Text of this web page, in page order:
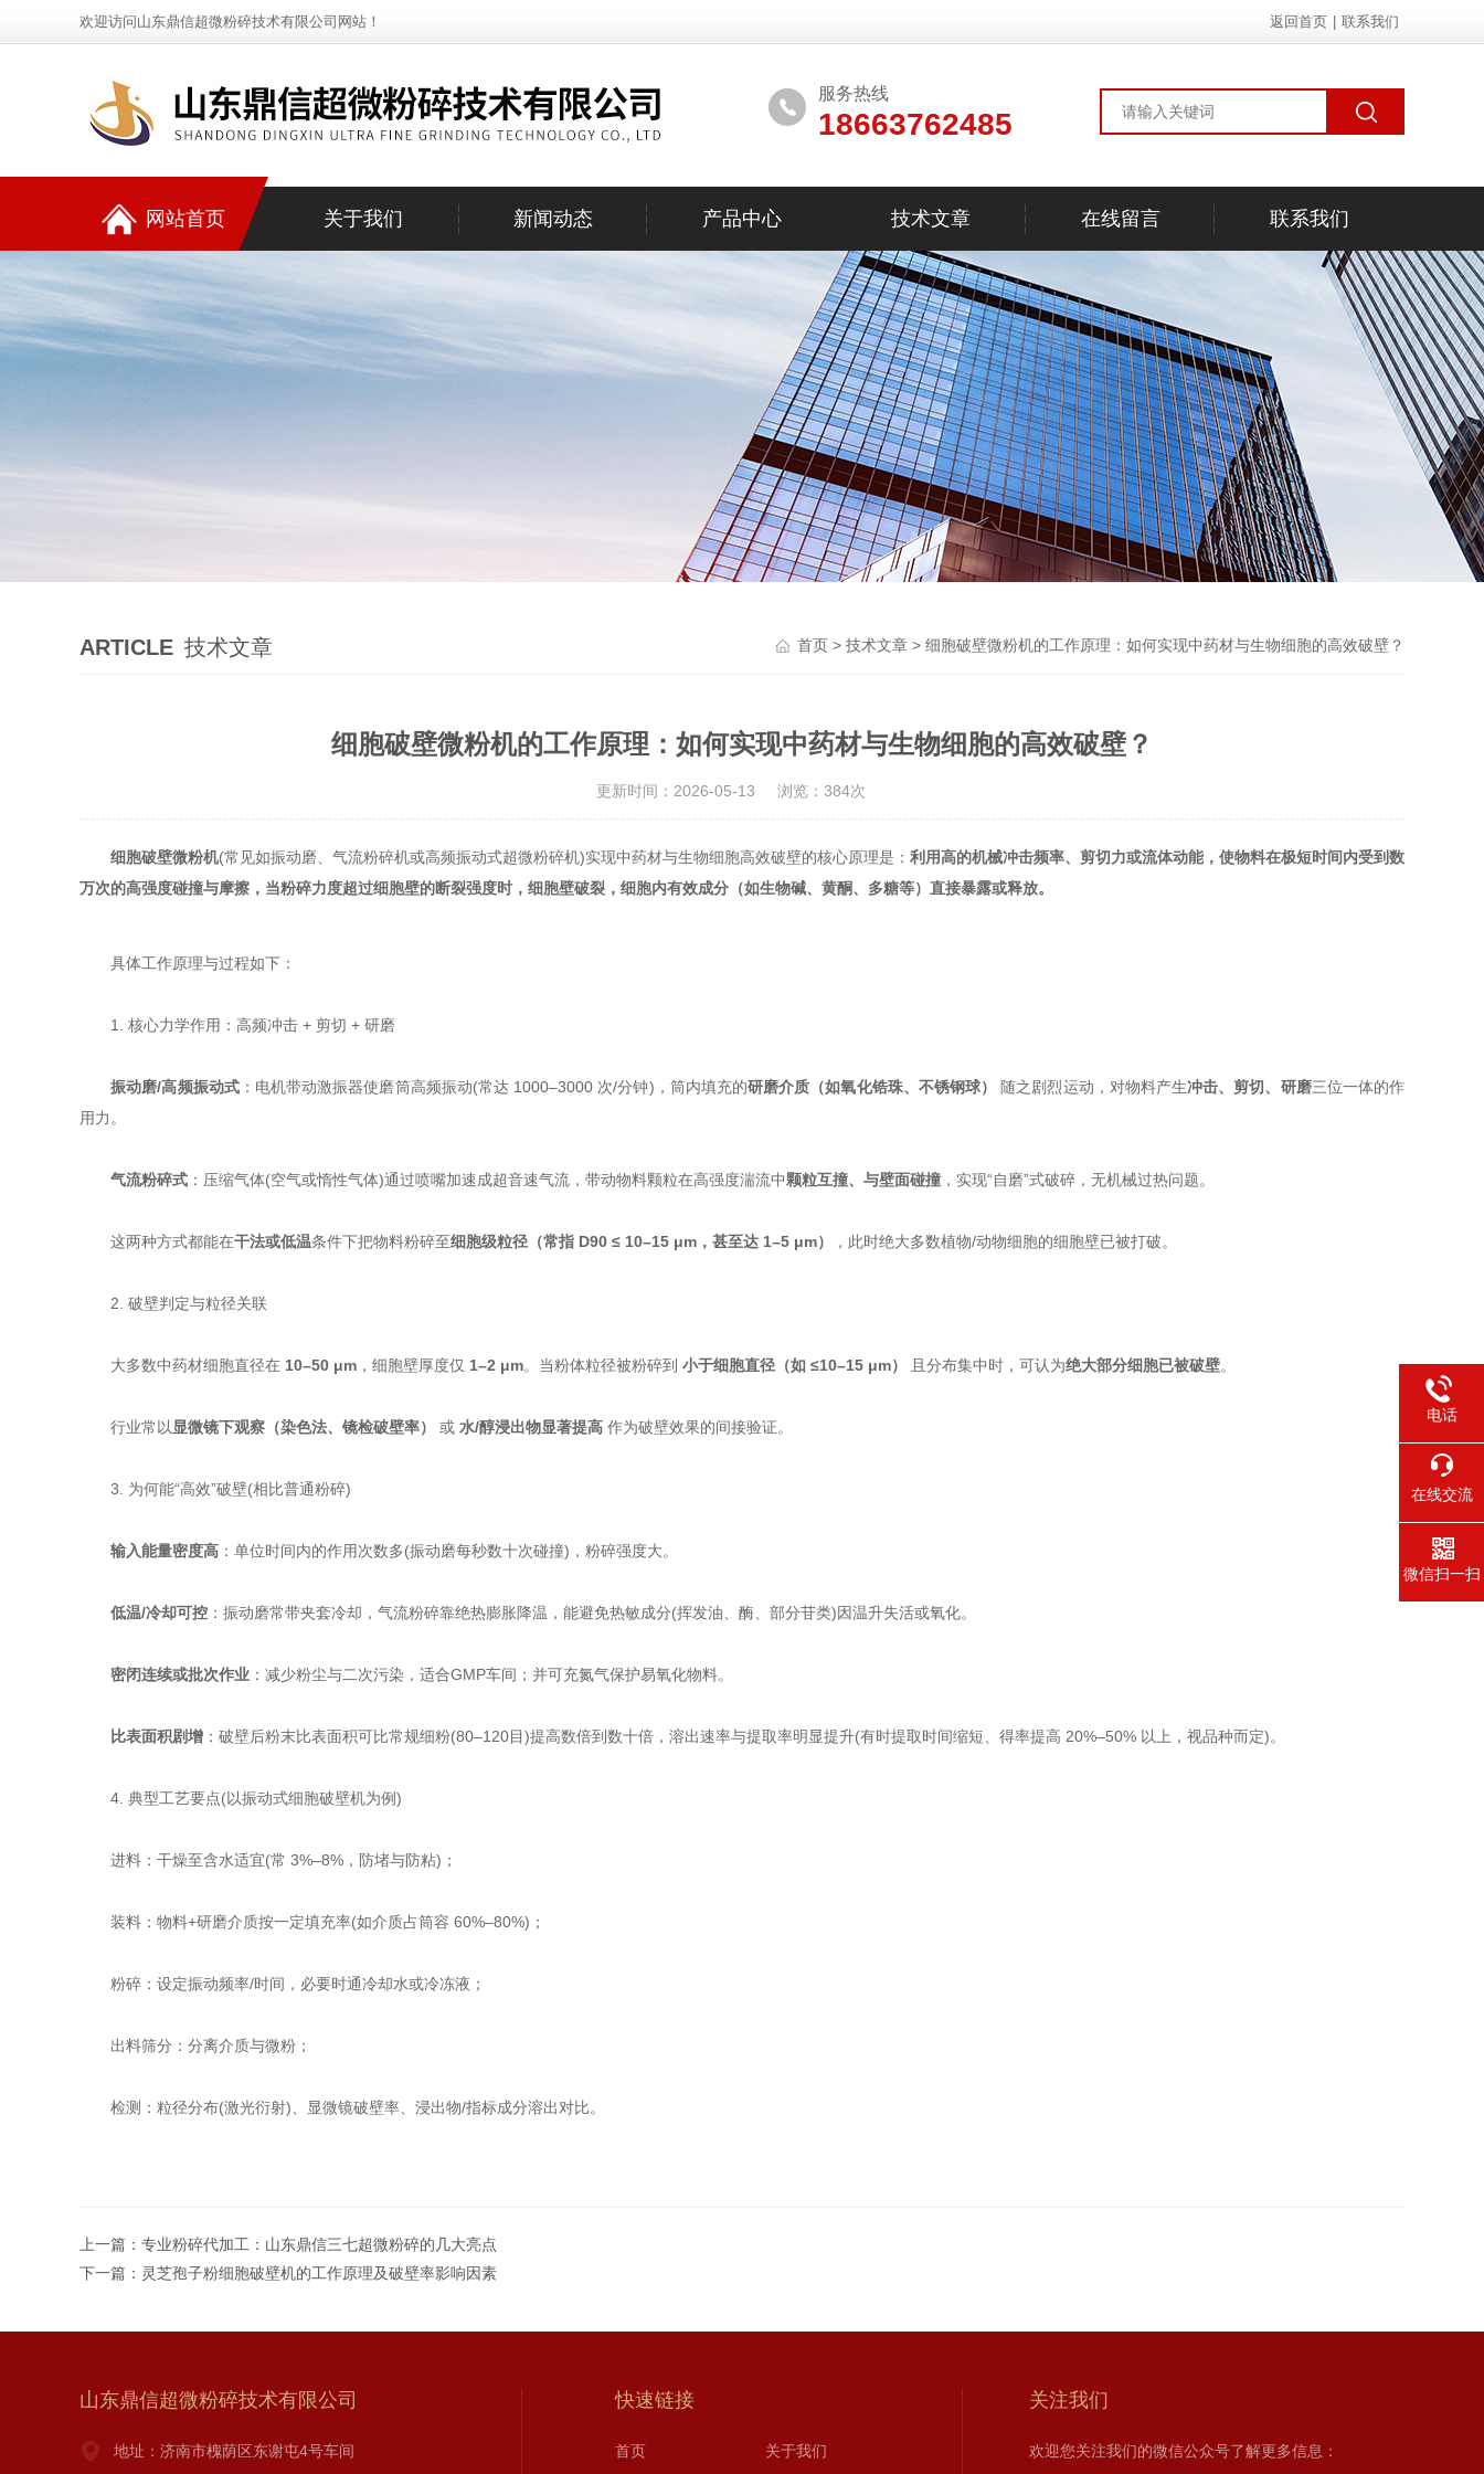
欢迎访问山东鼎信超微粉碎技术有限公司网站！ 返回首页 联系我们
服务热线
18663762485
网站首页 关于我们 新闻动态 产品中心 技术文章 在线留言 联系我们
ARTICLE 技术文章 首页 > 技术文章 > 细胞破壁微粉机的工作原理：如何实现中药材与生物细胞的高效破壁？
细胞破壁微粉机的工作原理：如何实现中药材与生物细胞的高效破壁？
更新时间：2026-05-13 浏览：384次
细胞破壁微粉机(常见如振动磨、气流粉碎机或高频振动式超微粉碎机)实现中药材与生物细胞高效破壁的核心原理是： 利用高的机械冲击频率、剪切力或流体动能，使物料在极短时间内受到数
万次的高强度碰撞与摩擦，当粉碎力度超过细胞壁的断裂强度时，细胞壁破裂，细胞内有效成分（如生物碱、黄酮、多糖等）直接暴露或释放。
具体工作原理与过程如下：
1. 核心力学作用：高频冲击 + 剪切 + 研磨
振动磨/高频振动式：电机带动激振器使磨筒高频振动(常达 1000–3000 次/分钟)，筒内填充的研磨介质（如氧化锆珠、不锈钢球） ​ 随之剧烈运动，对物料产生冲击、剪切、研磨三位一体的作
用力。
气流粉碎式 ：压缩气体(空气或惰性气体)通过喷嘴加速成超音速气流，带动物料颗粒在高强度湍流中颗粒互撞、与壁面碰撞 ，实现“自磨”式破碎，无机械过热问题。
这两种方式都能在干法或低温条件下把物料粉碎至细胞级粒径（常指 D90 ≤ 10–15 μm，甚至达 1–5 μm） ，此时绝大多数植物/动物细胞的细胞壁已被打破。
2. 破壁判定与粒径关联
大多数中药材细胞直径在 10–50 μm ，细胞壁厚度仅 1–2 μm。当粉体粒径被粉碎到 小于细胞直径（如 ≤10–15 μm） ​ 且分布集中时，可认为绝大部分细胞已被破壁。
行业常以显微镜下观察（染色法、镜检破壁率） ​ 或 水/醇浸出物显著提高 ​ 作为破壁效果的间接验证。
3. 为何能“高效”破壁(相比普通粉碎)
输入能量密度高 ：单位时间内的作用次数多(振动磨每秒数十次碰撞)，粉碎强度大。
低温/冷却可控 ：振动磨常带夹套冷却，气流粉碎靠绝热膨胀降温，能避免热敏成分(挥发油、酶、部分苷类)因温升失活或氧化。
密闭连续或批次作业 ：减少粉尘与二次污染，适合GMP车间；并可充氮气保护易氧化物料。
比表面积剧增 ：破壁后粉末比表面积可比常规细粉(80–120目)提高数倍到数十倍，溶出速率与提取率明显提升(有时提取时间缩短、得率提高 20%–50% 以上，视品种而定)。
4. 典型工艺要点(以振动式细胞破壁机为例)
进料：干燥至含水适宜(常 3%–8%，防堵与防粘)；
装料：物料+研磨介质按一定填充率(如介质占筒容 60%–80%)；
粉碎：设定振动频率/时间，必要时通冷却水或冷冻液；
出料筛分：分离介质与微粉；
检测：粒径分布(激光衍射)、显微镜破壁率、浸出物/指标成分溶出对比。
上一篇： 专业粉碎代加工：山东鼎信三七超微粉碎的几大亮点
下一篇： 灵芝孢子粉细胞破壁机的工作原理及破壁率影响因素
山东鼎信超微粉碎技术有限公司
地址：济南市槐荫区东谢屯4号车间
快速链接
首页 关于我们
关注我们
欢迎您关注我们的微信公众号了解更多信息：
电话
在线交流
微信扫一扫